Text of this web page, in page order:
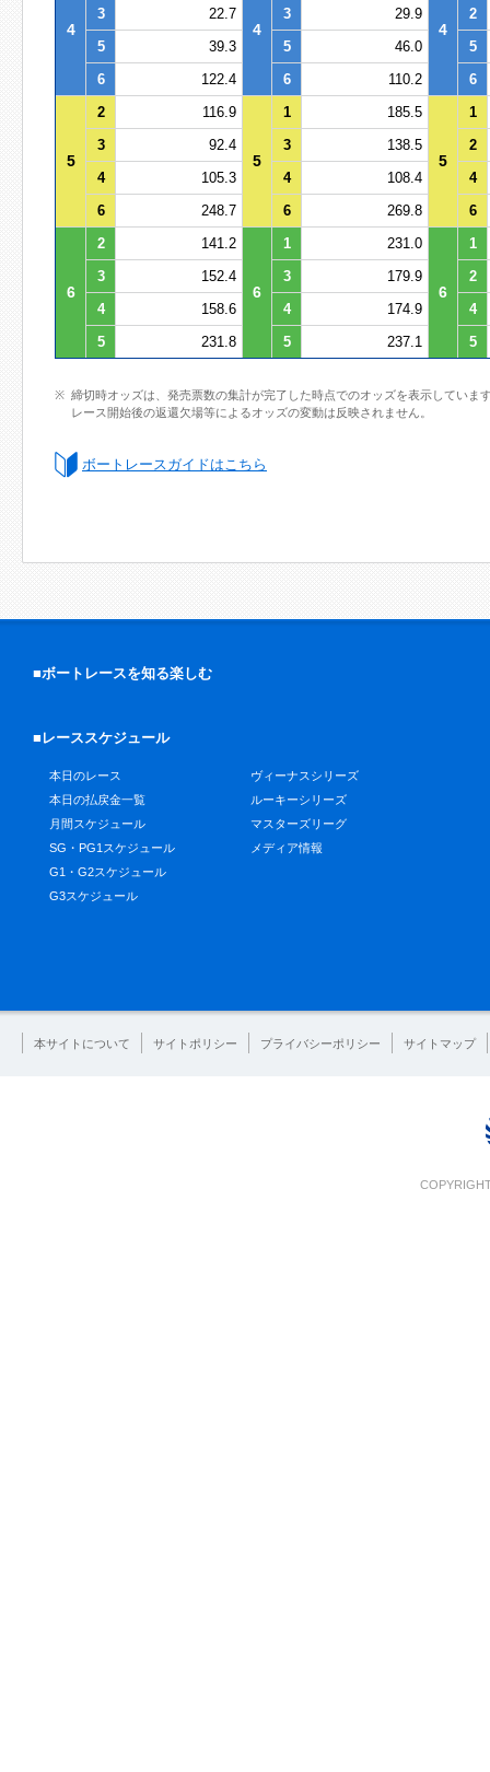
4 4 4
3
22.7 3 29.9
2
5
39.3 5 46.0
5
6
122.4 6 110.2 6
5
2 116.9
5
1 185.5
5
1
3
92.4 3 138.5
2
4
105.3 4 108.4
4
6
248.7 6 269.8 6
6
2 141.2
6
1 231.0
6
1
3
152.4 3 179.9
2
4
158.6 4 174.9
4
5
231.8 5 237.1 5
締切時オッズは、発売票数の集計が完了した時点でのオッズを表示していま
レース開始後の返還欠場等によるオッズの変動は反映されません。
ボートレースガイドはこちら
■ボートレースを知る楽しむ
■レーススケジュール
本日のレース
本日の払戻金一覧
月間スケジュール
SG・PG1スケジュール
G1・G2スケジュール
G3スケジュール
ヴィーナスシリーズ
ルーキーシリーズ
マスターズリーグ
メディア情報
本サイトについて サイトポリシー プライバシーポリシー サイトマップ